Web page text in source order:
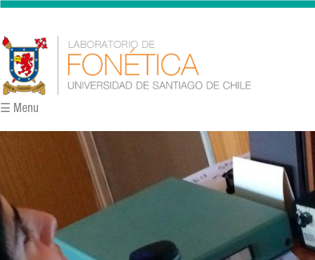
Pasar al contenido principal
☰ Menu